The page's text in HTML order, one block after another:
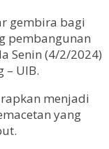
gembira bagi
pembangunan
Senin (4/2/2024)
– UIB.
menjadi
yang